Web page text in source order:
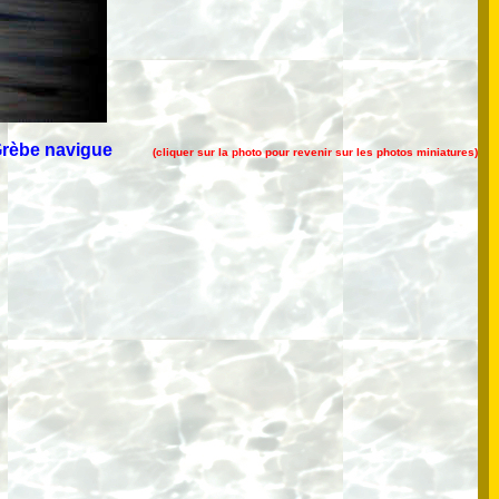
navigue (cliquer sur la photo pour revenir sur les photos miniatures)